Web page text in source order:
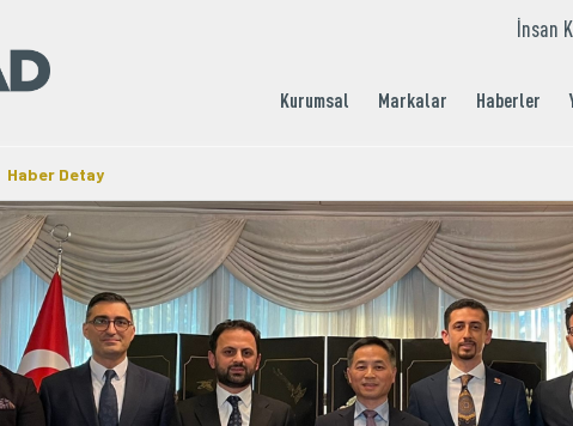
İnsan
Kurumsal Markalar Haberler
Haber Detay